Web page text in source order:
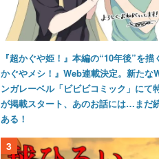
『超かぐや姫！』本編の“10年後”を描
かぐやメシ！』Web連載決定。新たな
ンガレーベル「ビビビコミック」にて
が掲載スタート、あのお話には…まだ
ある！
3